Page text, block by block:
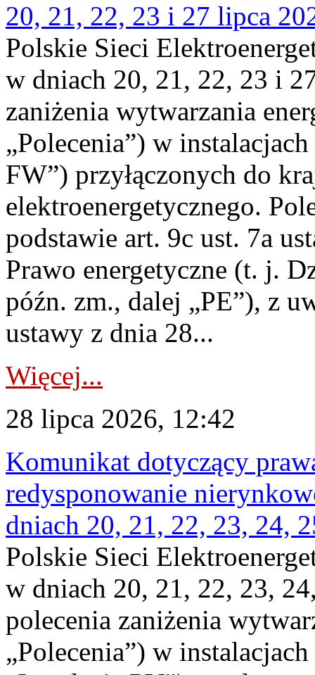
20, 21, 22, 23 i 27 lipca
Polskie Sieci
w dniach 20, 21, 22, 23 i
zaniżenia wytwarzania
„Polecenia”) w
FW”) przyłączonych do
elektroenergetycznego.
podstawie art. 9c ust. 7a
Prawo energetyczne (t. j.
późn. zm., dalej „PE”), z
ustawy z dnia 28...
Więcej...
28 lipca 2026, 12:42
Komunikat dotyczący
redysponowanie
dniach 20, 21, 22, 23, 24,
Polskie Sieci
w dniach 20, 21, 22, 23,
polecenia zaniżenia
„Polecenia”) w